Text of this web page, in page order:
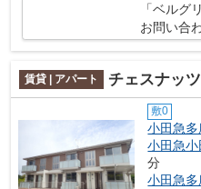
「ベルグ
お問い合
賃貸 | アパート チェスナッ
敷0
小田急多
小田急小
分
小田急多